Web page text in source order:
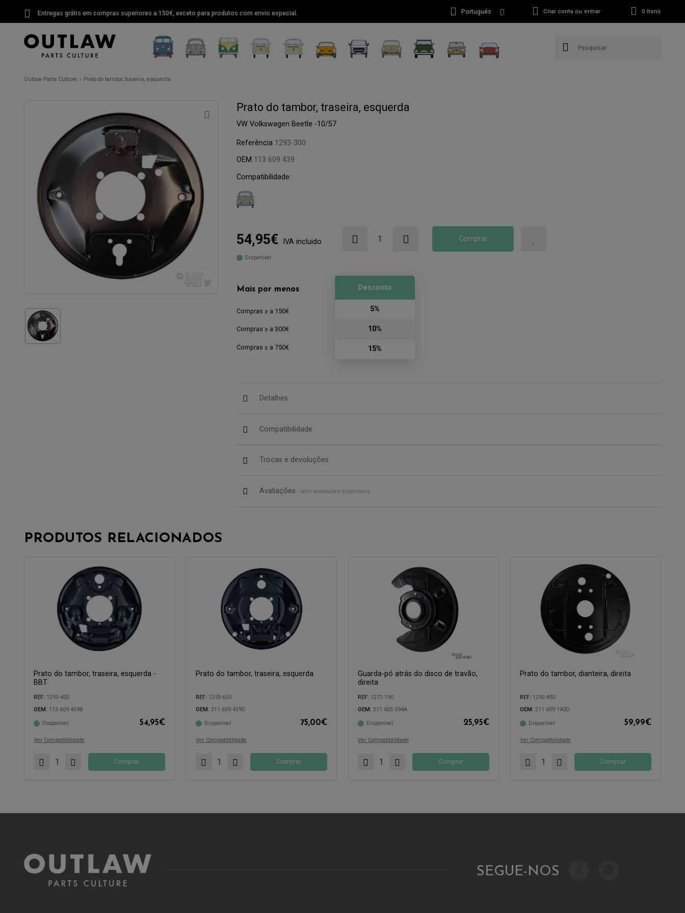
Entregas grátis em compras superiores a 150€, exceto para produtos com envio especial. Português Criar conta ou entrar 0 Itens
Outlaw Parts Culture Prato do tambor, traseira, esquerda
Prato do tambor, traseira, esquerda
VW Volkswagen Beetle -10/57
Referência 1293-300
OEM 113 609 439
Compatibilidade:
54,95€ IVA incluido Comprar
Disponível
Mais por menos
Compras ≥ a 150€
Compras ≥ a 300€
Compras ≥ a 750€
Desconto
5%
10%
15%
Detalhes
Compatibilidade
Trocas e devoluções
Avaliações sem avaliações disponíveis
PRODUTOS RELACIONADOS
Prato do tambor, traseira, esquerda -
BBT
REF: 1293-400
OEM: 113 609 439B
Disponível 54,95€
Ver Compatibilidade
Compatível com:
Comprar
Prato do tambor, traseira, esquerda
REF: 1293-650
OEM: 311 609 439D
Disponível 75,00€
Ver Compatibilidade
Compatível com:
Comprar
Guarda-pó atrás do disco de travão,
direita
REF: 1271-190
OEM: 211 405 594A
Disponível 25,95€
Ver Compatibilidade
Compatível com:
Comprar
Prato do tambor, dianteira, direita
REF: 1292-850
OEM: 211 609 140D
Disponível 59,99€
Ver Compatibilidade
Compatível com:
Comprar
SEGUE-NOS